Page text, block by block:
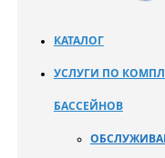
КАТАЛОГ
УСЛУГИ ПО
БАССЕЙНОВ